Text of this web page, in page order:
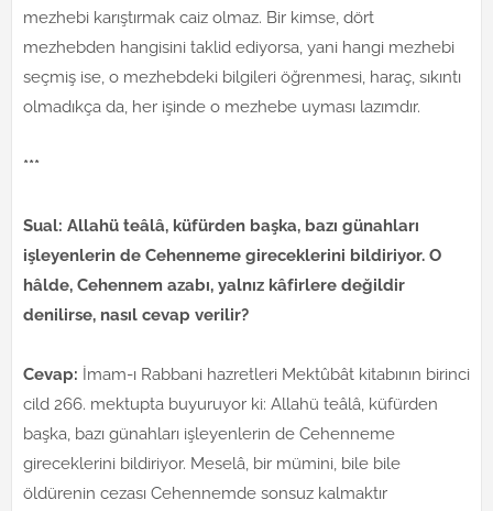
mezhebi karıştırmak caiz olmaz. Bir kimse, dört
mezhebden hangisini taklid ediyorsa, yani hangi mezhebi
seçmiş ise, o mezhebdeki bilgileri öğrenmesi, haraç, sıkıntı
olmadıkça da, her işinde o mezhebe uyması lazımdır.
***
Sual: Allahü teâlâ, küfürden başka, bazı günahları
işleyenlerin de Cehenneme gireceklerini bildiriyor. O
hâlde, Cehennem azabı, yalnız kâfirlere değildir
denilirse, nasıl cevap verilir?
Cevap: İmam-ı Rabbani hazretleri Mektûbât kitabının birinci
cild 266. mektupta buyuruyor ki: Allahü teâlâ, küfürden
başka, bazı günahları işleyenlerin de Cehenneme
gireceklerini bildiriyor. Meselâ, bir mümini, bile bile
öldürenin cezası Cehennemde sonsuz kalmaktır